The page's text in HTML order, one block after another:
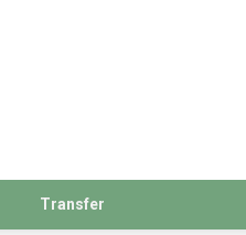
Transfer